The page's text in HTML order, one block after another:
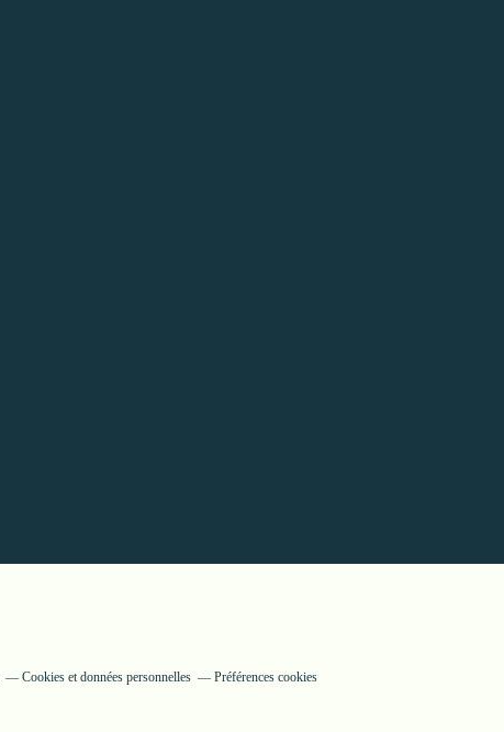
Cookies et données personnelles Préférences cookies